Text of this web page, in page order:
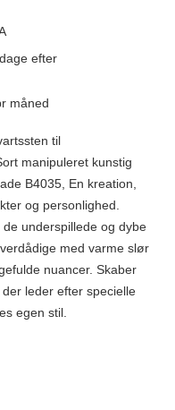
efter
måned
til
manipuleret kunstig
B4035, En kreation,
og personlighed.
underspillede og dybe
med varme slør
nuancer. Skaber
leder efter specielle
egen stil.